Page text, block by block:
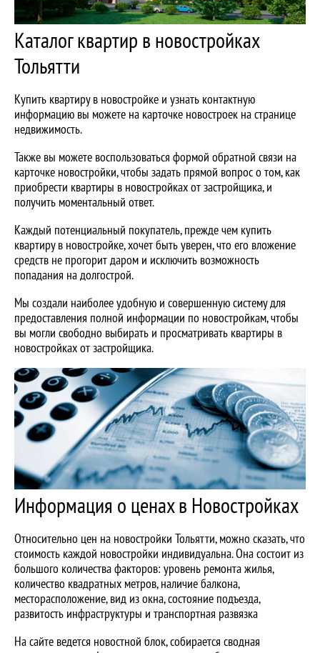
Каталог квартир в новостройках
Тольятти
Купить квартиру в новостройке и узнать контактную
информацию вы можете на карточке новостроек на странице
недвижимость.
Также вы можете воспользоваться формой обратной связи на
карточке новостройки, чтобы задать прямой вопрос о том, как
приобрести квартиры в новостройках от застройщика, и
получить моментальный ответ.
Каждый потенциальный покупатель, прежде чем купить
квартиру в новостройке, хочет быть уверен, что его вложение
средств не прогорит даром и исключить возможность
попадания на долгострой.
Мы создали наиболее удобную и совершенную систему для
предоставления полной информации по новостройкам, чтобы
вы могли свободно выбирать и просматривать квартиры в
новостройках от застройщика.
Информация о ценах в Новостройках
Относительно цен на новостройки Тольятти, можно сказать, что
стоимость каждой новостройки индивидуальна. Она состоит из
большого количества факторов: уровень ремонта жилья,
количество квадратных метров, наличие балкона,
месторасположение, вид из окна, состояние подъезда,
развитость инфраструктуры и транспортная развязка
На сайте ведется новостной блок, собирается сводная